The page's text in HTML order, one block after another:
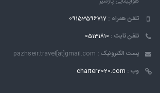
تلفن همراه : 09153596717
تلفن ثابت : 05131810
پست الکترونیک : pazhseir.travel[at]gmail.com
وب : charter2020.com